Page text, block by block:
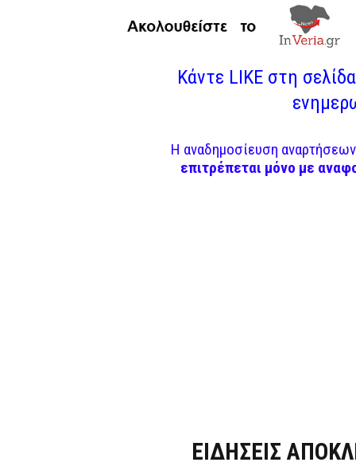
Κάντε LIKE στη
Η αναδημοσίευση
επιτρέπεται μόνο με
ΕΙΔΗΣΕΙΣ